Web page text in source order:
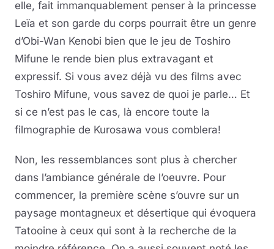
elle, fait immanquablement penser à la princesse
Leïa et son garde du corps pourrait être un genre
d’Obi-Wan Kenobi bien que le jeu de Toshiro
Mifune le rende bien plus extravagant et
expressif. Si vous avez déjà vu des films avec
Toshiro Mifune, vous savez de quoi je parle… Et
si ce n’est pas le cas, là encore toute la
filmographie de Kurosawa vous comblera!
Non, les ressemblances sont plus à chercher
dans l’ambiance générale de l’oeuvre. Pour
commencer, la première scène s’ouvre sur un
paysage montagneux et désertique qui évoquera
Tatooine à ceux qui sont à la recherche de la